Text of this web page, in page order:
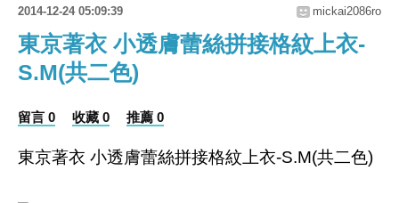
2014-12-24 05:09:39 mickai2086ro
東京著衣 小透膚蕾絲拼接格紋上衣-
S.M(共二色)
留言 0 收藏 0 推薦 0
東京著衣 小透膚蕾絲拼接格紋上衣-S.M(共二色)